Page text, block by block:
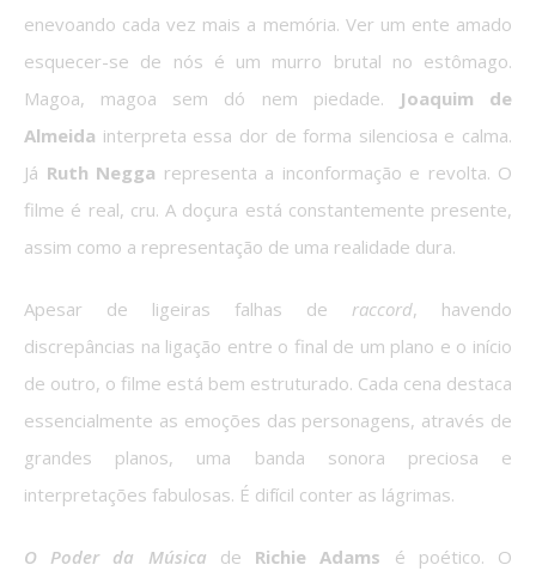
enevoando cada vez mais a memória. Ver um ente amado
esquecer-se de nós é um murro brutal no estômago.
Magoa, magoa sem dó nem piedade.
Joaquim de
Almeida interpreta essa dor de forma silenciosa e calma.
Já Ruth Negga representa a inconformação e revolta. O
filme é real, cru. A doçura está constantemente presente,
assim como a representação de uma realidade dura.
Apesar de ligeiras falhas de raccord, havendo
discrepâncias na ligação entre o final de um plano e o início
de outro, o filme está bem estruturado. Cada cena destaca
essencialmente as emoções das personagens, através de
grandes planos, uma banda sonora preciosa e
interpretações fabulosas. É difícil conter as lágrimas.
O Poder da Música de Richie Adams é poético. O